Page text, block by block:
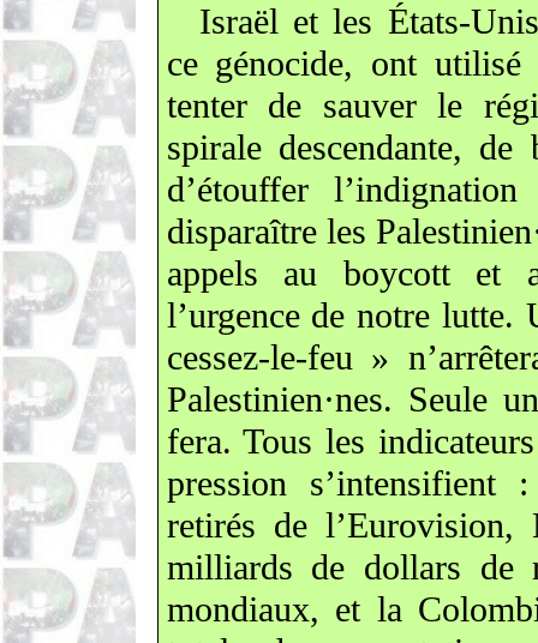
Israël et les États-
ce génocide, ont utilisé
tenter de sauver le
spirale descendante,
d’étouffer
disparaître les
appels au boycott et
l’urgence de notre lutte.
cessez-le-feu »
Palestinien·nes. Seule
fera. Tous les
pression s’intensifient
retirés de
milliards de dollars de
mondiaux, et la